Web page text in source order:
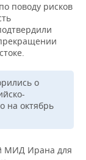
поводу рисков
о
на октябрь
МИД Ирана для